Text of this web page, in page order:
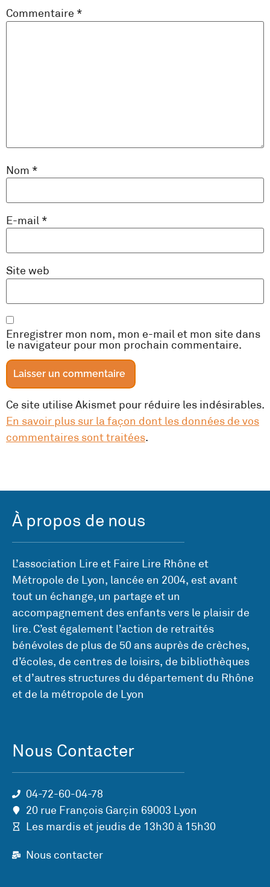
Commentaire *
Nom *
E-mail *
Site web
Enregistrer mon nom, mon e-mail et mon site dans
le navigateur pour mon prochain commentaire.
Ce site utilise Akismet pour réduire les indésirables.
En savoir plus sur la façon dont les données de vos
commentaires sont traitées.
À propos de nous
L’association Lire et Faire Lire Rhône et
Métropole de Lyon, lancée en 2004, est avant
tout un échange, un partage et un
accompagnement des enfants vers le plaisir de
lire. C’est également l’action de retraités
bénévoles de plus de 50 ans auprès de crèches,
d’écoles, de centres de loisirs, de bibliothèques
et d’autres structures du département du Rhône
et de la métropole de Lyon
Nous Contacter
04-72-60-04-78
20 rue François Garçin 69003 Lyon
Les mardis et jeudis de 13h30 à 15h30
Nous contacter